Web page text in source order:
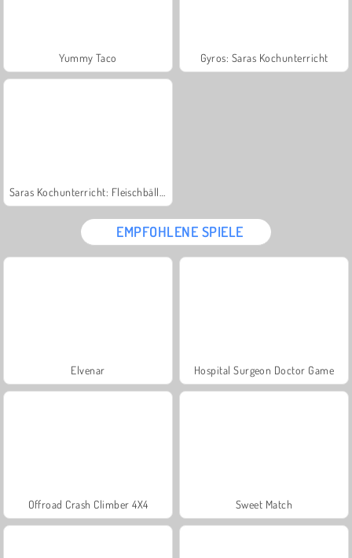
Yummy Taco Gyros: Saras Kochunterricht
EMPFOHLENE SPIELE
Elvenar Hospital Surgeon Doctor Game
Offroad Crash Climber 4X4 Sweet Match